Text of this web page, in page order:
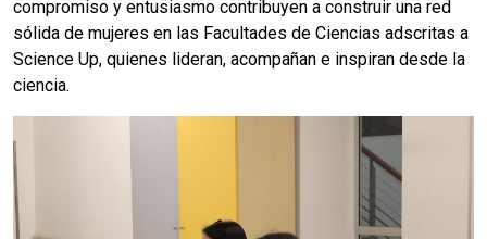
compromiso y entusiasmo contribuyen a construir una red
sólida de mujeres en las Facultades de Ciencias adscritas a
Science Up, quienes lideran, acompañan e inspiran desde la
ciencia.